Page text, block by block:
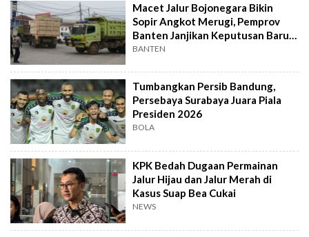
Macet Jalur Bojonegara Bikin
Sopir Angkot Merugi, Pemprov
Banten Janjikan Keputusan Baru 4
Hari Lagi
BANTEN
Tumbangkan Persib Bandung,
Persebaya Surabaya Juara Piala
Presiden 2026
BOLA
KPK Bedah Dugaan Permainan
Jalur Hijau dan Jalur Merah di
Kasus Suap Bea Cukai
NEWS